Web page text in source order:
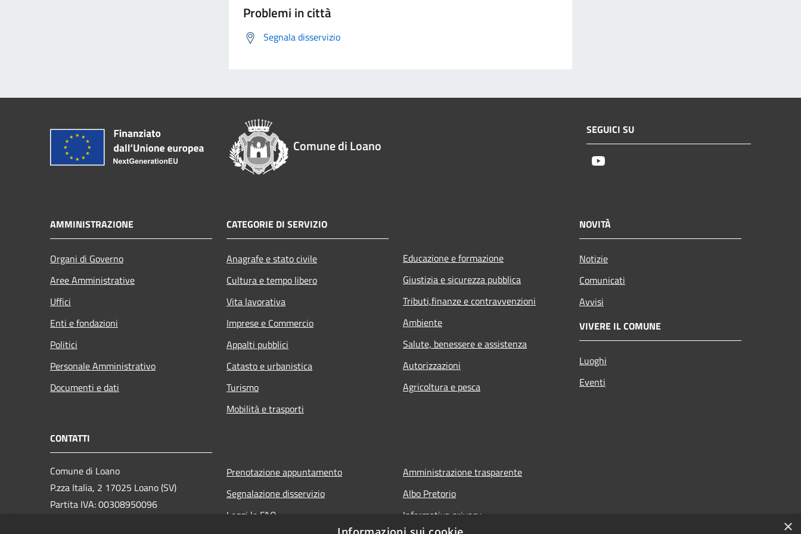
Problemi in città
Segnala disservizio
Comune di Loano
SEGUICI SU
AMMINISTRAZIONE
Organi di Governo
Aree Amministrative
Uffici
Enti e fondazioni
Politici
Personale Amministrativo
Documenti e dati
CATEGORIE DI SERVIZIO
Anagrafe e stato civile
Cultura e tempo libero
Vita lavorativa
Imprese e Commercio
Appalti pubblici
Catasto e urbanistica
Turismo
Mobilità e trasporti
Educazione e formazione
Giustizia e sicurezza pubblica
Tributi,finanze e contravvenzioni
Ambiente
Salute, benessere e assistenza
Autorizzazioni
Agricoltura e pesca
NOVITÀ
Notizie
Comunicati
Avvisi
VIVERE IL COMUNE
Luoghi
Eventi
CONTATTI
Comune di Loano
P.zza Italia, 2 17025 Loano (SV)
Partita IVA: 00308950096
Prenotazione appuntamento
Segnalazione disservizio
Leggi le FAQ
Amministrazione trasparente
Albo Pretorio
Informativa privacy
×